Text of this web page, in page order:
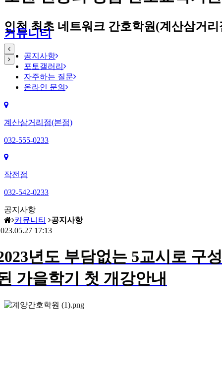
인천 최초 네트워크 간호학원(계산삼거
커뮤니티
공지사항
포토갤러리
자주하는 질문
온라인 문의
계산삼거리점(본점)
032-555-0233
작전점
032-542-0233
공지사항
커뮤니티
공지사항
17:13
년도 부담없는 5교시로 구성
가을학기 첫 개강안내